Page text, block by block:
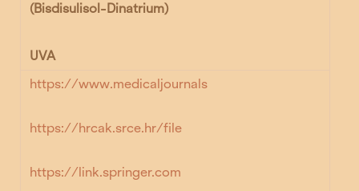
(Bisdisulisol-Dinatrium)
UVA
https://www.medicaljournals
https://hrcak.srce.hr/file
https://link.springer.com